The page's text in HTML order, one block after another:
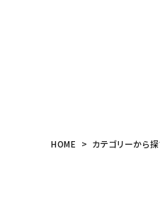
HOME カテゴリーから